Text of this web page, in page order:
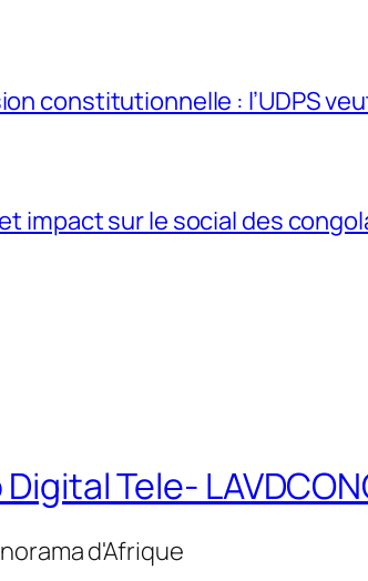
constitutionnelle : l’UDPS
impact sur le social des
Tele-
d'Afrique